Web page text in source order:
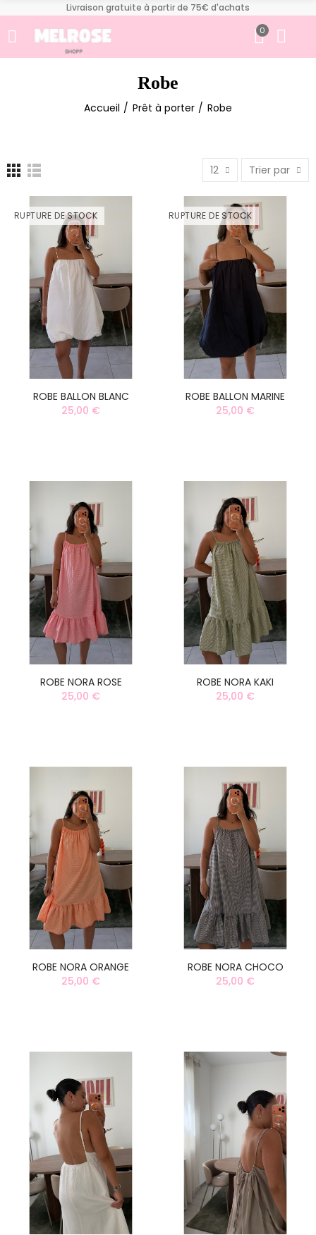
Livraison gratuite à partir de 75€ d'achats
0
Robe
Accueil Prêt à porter Robe
12 Trier par
RUPTURE DE STOCK
ROBE BALLON BLANC
25,00 €
RUPTURE DE STOCK
ROBE BALLON MARINE
25,00 €
ROBE NORA ROSE
25,00 €
ROBE NORA KAKI
25,00 €
ROBE NORA ORANGE
25,00 €
ROBE NORA CHOCO
25,00 €